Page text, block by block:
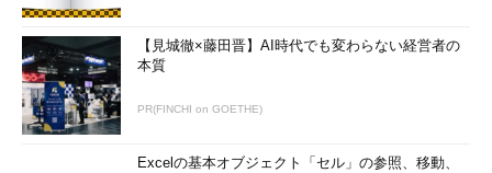
【見城徹×藤田晋】AI時代でも変わらない経営者の
本質
PR(FINCHI on GOETHE)
Excelの基本オブジェクト「セル」の参照、移動、